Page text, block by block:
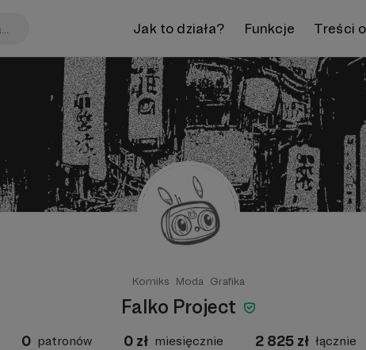
Jak to działa? Funkcje Treści
Komiks Moda Grafika
Falko Project
0 patronów 0 zł miesięcznie 2 825 zł łącznie